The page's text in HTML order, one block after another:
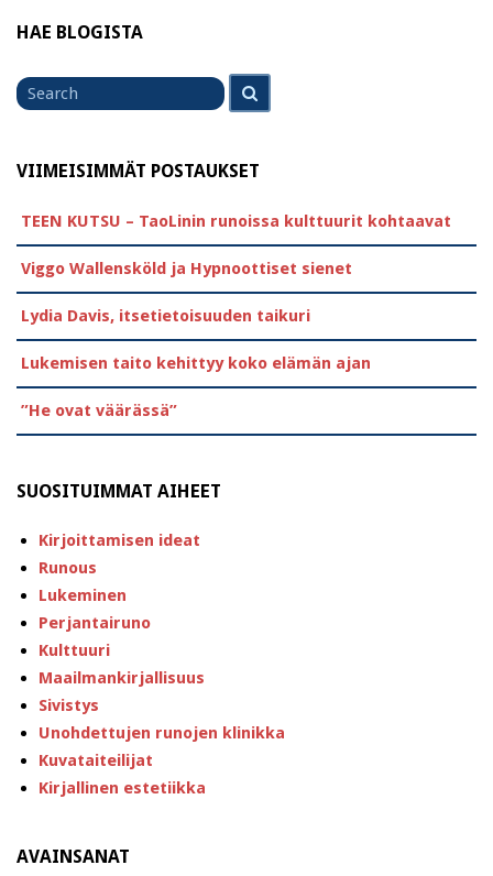
HAE BLOGISTA
Search
for
VIIMEISIMMÄT POSTAUKSET
TEEN KUTSU – TaoLinin runoissa kulttuurit kohtaavat
Viggo Wallensköld ja Hypnoottiset sienet
Lydia Davis, itsetietoisuuden taikuri
Lukemisen taito kehittyy koko elämän ajan
”He ovat väärässä”
SUOSITUIMMAT AIHEET
Kirjoittamisen ideat
Runous
Lukeminen
Perjantairuno
Kulttuuri
Maailmankirjallisuus
Sivistys
Unohdettujen runojen klinikka
Kuvataiteilijat
Kirjallinen estetiikka
AVAINSANAT